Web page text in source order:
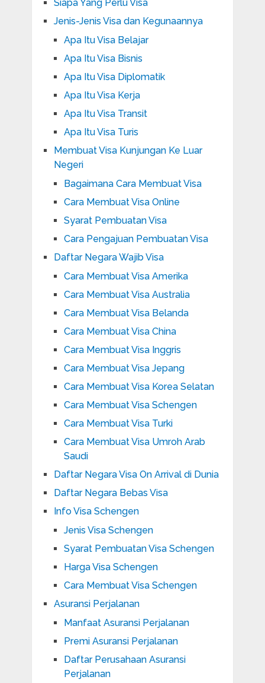
Siapa Yang Perlu Visa
Jenis-Jenis Visa dan Kegunaannya
Apa Itu Visa Belajar
Apa Itu Visa Bisnis
Apa Itu Visa Diplomatik
Apa Itu Visa Kerja
Apa Itu Visa Transit
Apa Itu Visa Turis
Membuat Visa Kunjungan Ke Luar
Negeri
Bagaimana Cara Membuat Visa
Cara Membuat Visa Online
Syarat Pembuatan Visa
Cara Pengajuan Pembuatan Visa
Daftar Negara Wajib Visa
Cara Membuat Visa Amerika
Cara Membuat Visa Australia
Cara Membuat Visa Belanda
Cara Membuat Visa China
Cara Membuat Visa Inggris
Cara Membuat Visa Jepang
Cara Membuat Visa Korea Selatan
Cara Membuat Visa Schengen
Cara Membuat Visa Turki
Cara Membuat Visa Umroh Arab
Saudi
Daftar Negara Visa On Arrival di Dunia
Daftar Negara Bebas Visa
Info Visa Schengen
Jenis Visa Schengen
Syarat Pembuatan Visa Schengen
Harga Visa Schengen
Cara Membuat Visa Schengen
Asuransi Perjalanan
Manfaat Asuransi Perjalanan
Premi Asuransi Perjalanan
Daftar Perusahaan Asuransi
Perjalanan